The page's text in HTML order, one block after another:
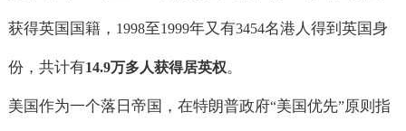
获得英国国籍， 1998至1999年又有3454名港人得到英国身
份，共计有14.9万多人获得居英权。
美国作为一个落日帝国，在特朗普政府“美国优先”原则指